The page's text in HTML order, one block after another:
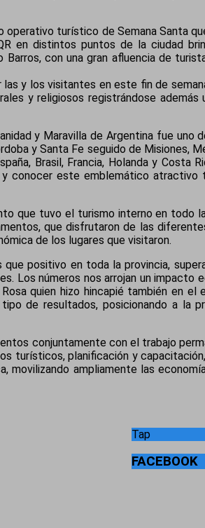
operativo turístico de Semana Santa
en distintos puntos de la ciudad
con una gran afluencia de
y los visitantes en este fin de
y religiosos registrándose
y Maravilla de Argentina fue
y Santa Fe seguido de Misiones,
Brasil, Francia, Holanda y Costa
conocer este emblemático atractivo
que tuvo el turismo interno en todo
que disfrutaron de las
de los lugares que visitaron.
positivo en toda la provincia,
Los números nos arrojan un impacto
quien hizo hincapié también en
de resultados, posicionando a la
conjuntamente con el trabajo
turísticos, planificación y
movilizando ampliamente las
Tap
FACEBOOK